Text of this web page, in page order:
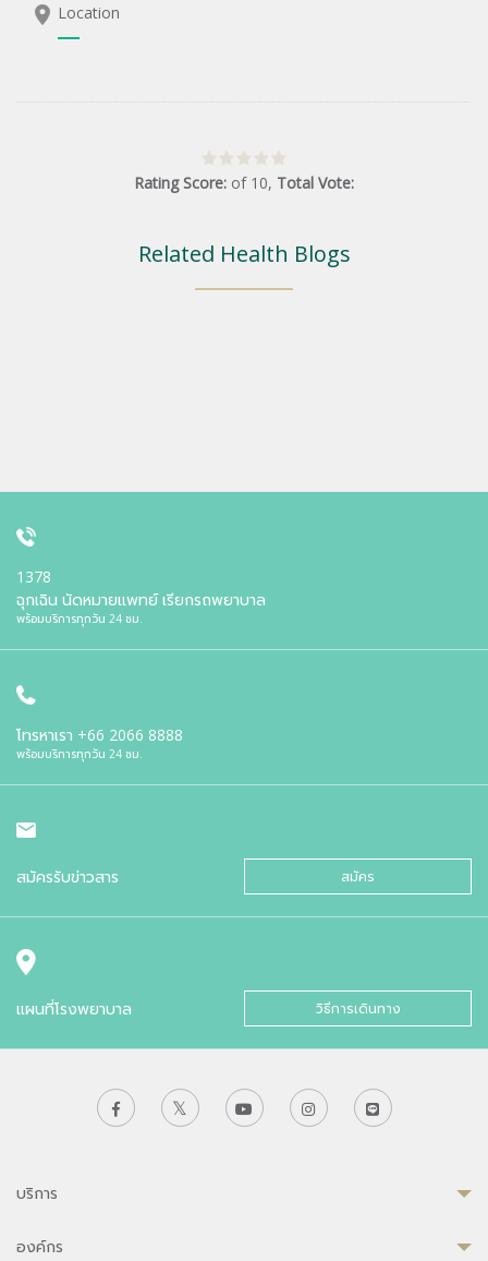
Location
Rating Score: of 10, Total Vote:
Related Health Blogs
1378
ฉุกเฉิน นัดหมายแพทย์ เรียกรถพยาบาล
พร้อมบริการทุกวัน 24 ชม.
โทรหาเรา +66 2066 8888
พร้อมบริการทุกวัน 24 ชม.
สมัครรับข่าวสาร สมัคร
แผนที่โรงพยาบาล วิธีการเดินทาง
บริการ
องค์กร